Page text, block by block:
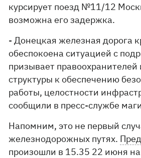
курсирует поезд №11/12
возможна его задержка.
- Донецкая железная дорога
обеспокоена ситуацией с
призывает правоохранителей
структуры к обеспечению
работы, целостности
сообщили в пресс-службе
Напомним, это не первый
железнодорожных путях.
произошли в 15.35 22 июня на